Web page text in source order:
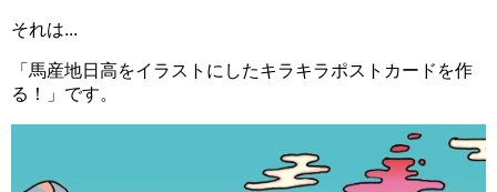
それは...
「馬産地日高をイラストにしたキラキラポストカードを作
る！」です。